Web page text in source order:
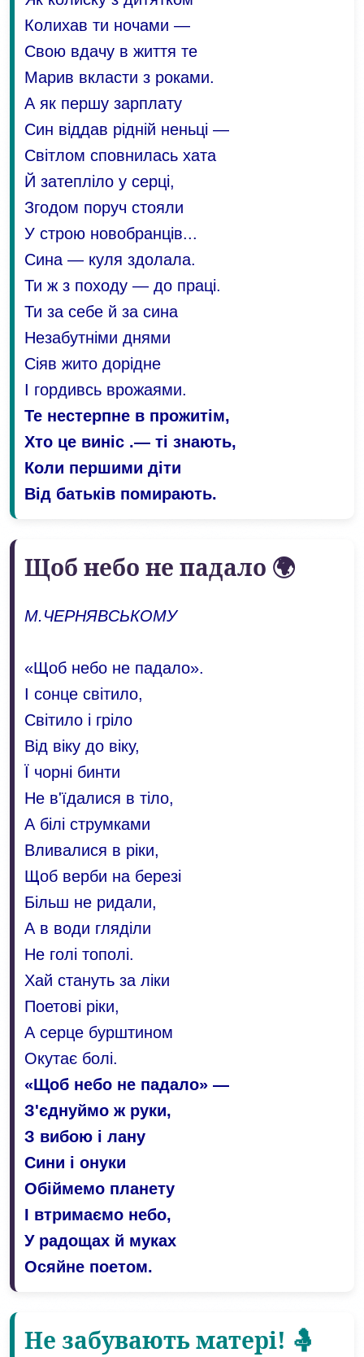
Колихав ти ночами —
Свою вдачу в життя те
Марив вкласти з роками.
А як першу зарплату
Син віддав рідній неньці —
Світлом сповнилась хата
Й затепліло у серці,
Згодом поруч стояли
У строю новобранців...
Сина — куля здолала.
Ти ж з походу — до праці.
Ти за себе й за сина
Незабутніми днями
Сіяв жито дорідне
І гордивсь врожаями.
Те нестерпне в прожитім,
Хто це виніс .— ті знають,
Коли першими діти
Від батьків помирають.
Щоб небо не падало 🌍
М.ЧЕРНЯВСЬКОМУ
«Щоб небо не падало».
І сонце світило,
Світило і гріло
Від віку до віку,
Ї чорні бинти
Не в'їдалися в тіло,
А білі струмками
Вливалися в ріки,
Щоб верби на березі
Більш не ридали,
А в води гляділи
Не голі тополі.
Хай стануть за ліки
Поетові ріки,
А серце бурштином
Окутає болі.
«Щоб небо не падало» —
З'єднуймо ж руки,
З вибою і лану
Сини і онуки
Обіймемо планету
І втримаємо небо,
У радощах й муках
Осяйне поетом.
Не забувають матері! 🤱